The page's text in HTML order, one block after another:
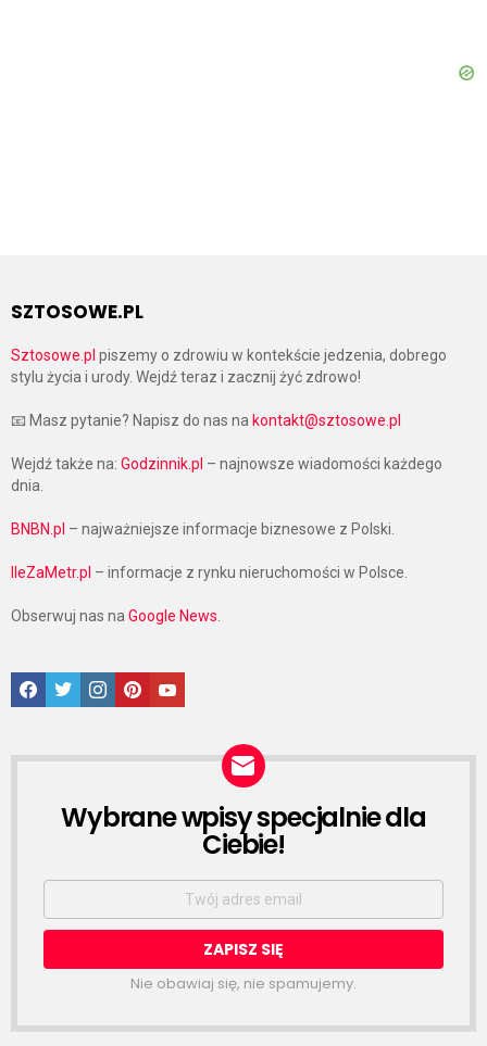
SZTOSOWE.PL
Sztosowe.pl piszemy o zdrowiu w kontekście jedzenia, dobrego
stylu życia i urody. Wejdź teraz i zacznij żyć zdrowo!
📧 Masz pytanie? Napisz do nas na kontakt@sztosowe.pl
Wejdź także na: Godzinnik.pl – najnowsze wiadomości każdego
dnia.
BNBN.pl – najważniejsze informacje biznesowe z Polski.
IleZaMetr.pl – informacje z rynku nieruchomości w Polsce.
Obserwuj nas na Google News
Facebook
TwitterInstagramPinterestGoogle News
NEWSLETTER
Wybrane wpisy specjalnie dla
Ciebie!
Email
Nie obawiaj się, nie spamujemy.